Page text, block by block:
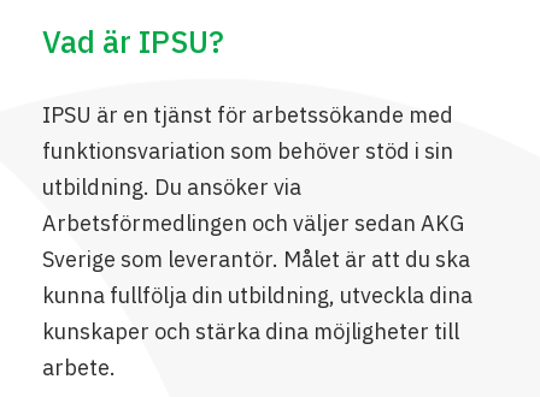
Vad är IPSU?
IPSU är en tjänst för arbetssökande med
funktionsvariation som behöver stöd i sin
utbildning. Du ansöker via
Arbetsförmedlingen och väljer sedan AKG
Sverige som leverantör. Målet är att du ska
kunna fullfölja din utbildning, utveckla dina
kunskaper och stärka dina möjligheter till
arbete.